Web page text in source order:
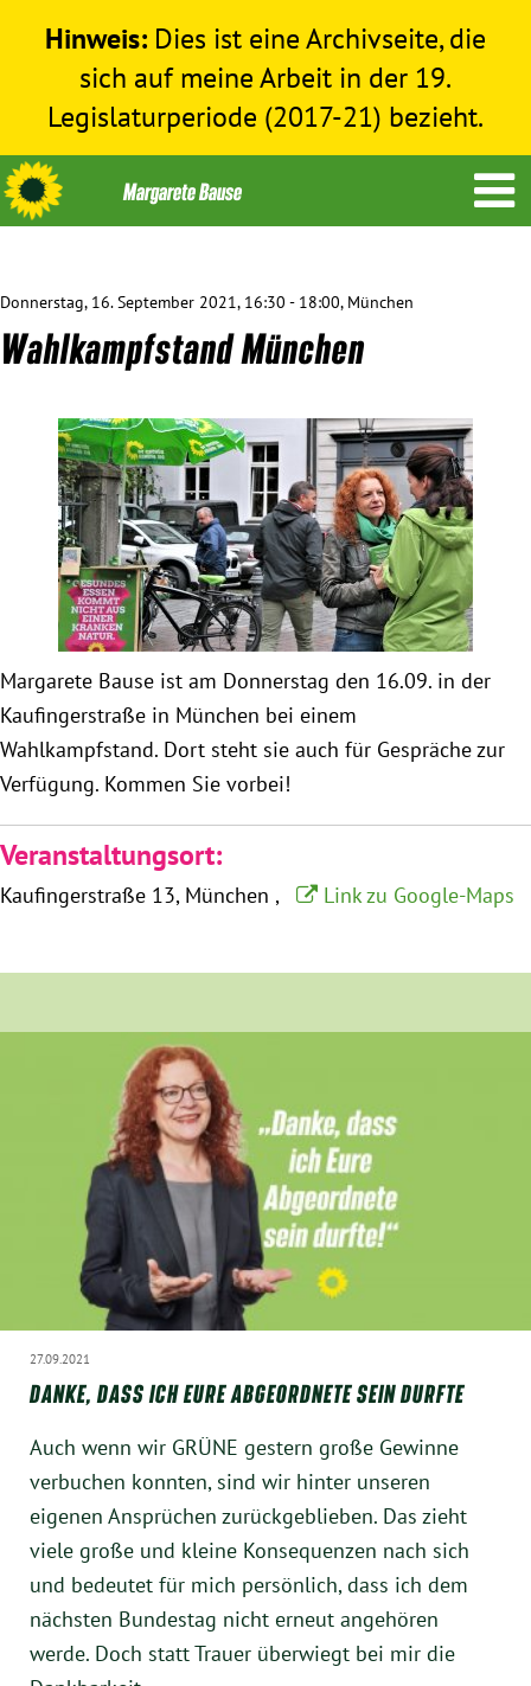
Hinweis: Dies ist eine Archivseite, die
sich auf meine Arbeit in der 19.
Legislaturperiode (2017-21) bezieht.
Themen
Humanitäre Hilfe
Bundestag 2017-2021
Obfrau im Ausschuss für Menschenrechte und
humanitäre Hilfe
Mein Abstimmungsverhalten
Ämter, Funktionen und Einkünfte
Besuch in Berlin
Praktikum
München
Zur Person
Kontakt
Presse
Termine
YouTube
Facebook
Instagram
Donnerstag, 16. September 2021, 16:30 - 18:00, München
Wahlkampfstand München
Margarete Bause ist am Donnerstag den 16.09. in der
Kaufingerstraße in München bei einem
Wahlkampfstand. Dort steht sie auch für Gespräche zur
Verfügung. Kommen Sie vorbei!
Veranstaltungsort:
Kaufingerstraße 13 München Link zu Google-Maps
27.09.2021
DANKE, DASS ICH EURE ABGEORDNETE SEIN DURFTE
Auch wenn wir GRÜNE gestern große Gewinne
verbuchen konnten, sind wir hinter unseren
eigenen Ansprüchen zurückgeblieben. Das zieht
viele große und kleine Konsequenzen nach sich
und bedeutet für mich persönlich, dass ich dem
nächsten Bundestag nicht erneut angehören
werde. Doch statt Trauer überwiegt bei mir die